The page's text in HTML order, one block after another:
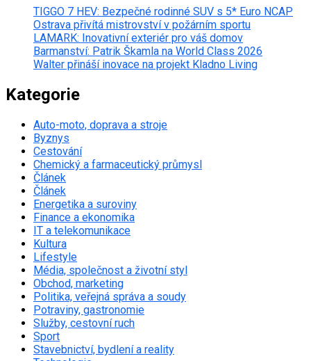
TIGGO 7 HEV: Bezpečné rodinné SUV s 5* Euro NCAP
Ostrava přivítá mistrovství v požárním sportu
LAMARK: Inovativní exteriér pro váš domov
Barmanství: Patrik Škamla na World Class 2026
Walter přináší inovace na projekt Kladno Living
Kategorie
Auto-moto, doprava a stroje
Byznys
Cestování
Chemický a farmaceutický průmysl
Článek
Článek
Energetika a suroviny
Finance a ekonomika
IT a telekomunikace
Kultura
Lifestyle
Média, společnost a životní styl
Obchod, marketing
Politika, veřejná správa a soudy
Potraviny, gastronomie
Služby, cestovní ruch
Sport
Stavebnictví, bydlení a reality